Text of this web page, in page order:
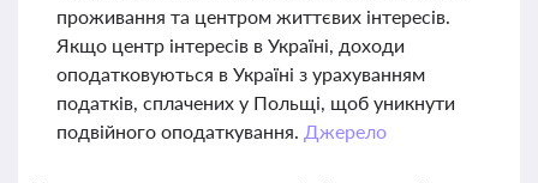
проживання та центром життєвих інтересів.
Якщо центр інтересів в Україні, доходи
оподатковуються в Україні з урахуванням
податків, сплачених у Польщі, щоб уникнути
подвійного оподаткування. Джерело